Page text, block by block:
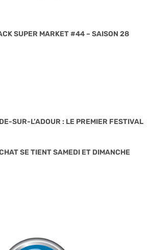
SUPER MARKET #44 – SAISON 28
SUR-L’ADOUR : LE PREMIER FESTIVAL
SE TIENT SAMEDI ET DIMANCHE